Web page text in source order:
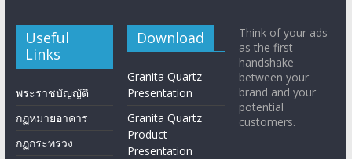
Useful
Links
พระราชบัญญัติ
กฏหมายอาคาร
กฏกระทรวง
Download
Granita Quartz
Presentation
Granita Quartz
Product
Presentation
Think of your ads
as the first
handshake
between your
brand and your
potential
customers.